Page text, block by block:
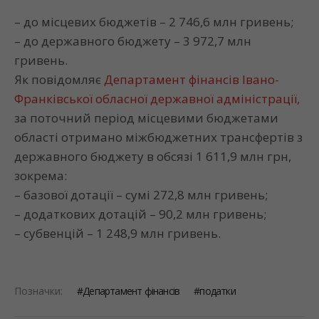
– до місцевих бюджетів – 2 746,6 млн гривень;
– до державного бюджету – 3 972,7 млн
гривень.
Як повідомляє Департамент фінансів Івано-
Франківської обласної державної адміністрації,
за поточний період місцевими бюджетами
області отримано міжбюджетних трансфертів з
державного бюджету в обсязі 1 611,9 млн грн,
зокрема:
– базової дотації – сумі 272,8 млн гривень;
– додаткових дотацій – 90,2 млн гривень;
– субвенцій – 1 248,9 млн гривень.
Позначки: Департамент фінансів податки